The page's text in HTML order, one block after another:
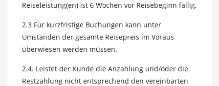
Reiseleistung(en) ist 6 Wochen vor Reisebeginn fällig.
2.3 Für kurzfristige Buchungen kann unter
Umständen der gesamte Reisepreis im Voraus
überwiesen werden müssen.
2.4. Leistet der Kunde die Anzahlung und/oder die
Restzahlung nicht entsprechend den vereinbarten